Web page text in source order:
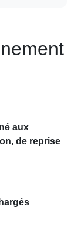
aux
de reprise